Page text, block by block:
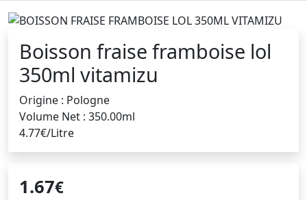
Boisson fraise framboise lol
350ml vitamizu
Origine : Pologne
Volume Net : 350.00ml
4.77€/Litre
1.67€